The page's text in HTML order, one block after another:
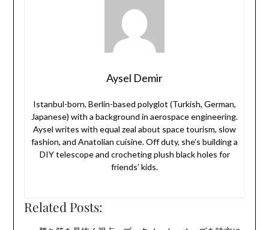
Aysel Demir
Istanbul-born, Berlin-based polyglot (Turkish, German,
Japanese) with a background in aerospace engineering.
Aysel writes with equal zeal about space tourism, slow
fashion, and Anatolian cuisine. Off duty, she’s building a
DIY telescope and crocheting plush black holes for
friends’ kids.
Related Posts: